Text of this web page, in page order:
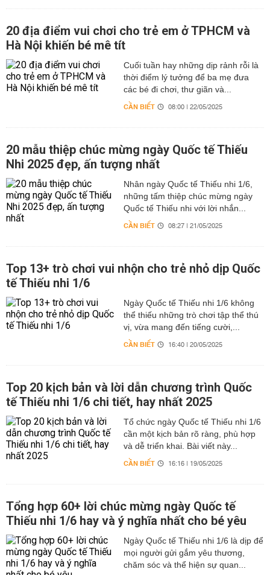
20 địa điểm vui chơi cho trẻ em ở TPHCM và
Hà Nội khiến bé mê tít
Cuối tuần hay những dịp rảnh rỗi là
thời điểm lý tưởng để ba mẹ đưa
các bé đi chơi, thư giãn và...
CẦN BIẾT 08:00 | 22/05/2025
20 mẫu thiệp chúc mừng ngày Quốc tế Thiếu
Nhi 2025 đẹp, ấn tượng nhất
Nhân ngày Quốc tế Thiếu nhi 1/6,
những tấm thiệp chúc mừng ngày
Quốc tế Thiếu nhi với lời nhắn...
CẦN BIẾT 08:27 | 21/05/2025
Top 13+ trò chơi vui nhộn cho trẻ nhỏ dịp Quốc
tế Thiếu nhi 1/6
Ngày Quốc tế Thiếu nhi 1/6 không
thể thiếu những trò chơi tập thể thú
vị, vừa mang đến tiếng cười,...
CẦN BIẾT 16:40 | 20/05/2025
Top 20 kịch bản và lời dẫn chương trình Quốc
tế Thiếu nhi 1/6 chi tiết, hay nhất 2025
Tổ chức ngày Quốc tế Thiếu nhi 1/6
cần một kịch bản rõ ràng, phù hợp
và dễ triển khai. Bài viết này...
CẦN BIẾT 16:16 | 19/05/2025
Tổng hợp 60+ lời chúc mừng ngày Quốc tế
Thiếu nhi 1/6 hay và ý nghĩa nhất cho bé yêu
Ngày Quốc tế Thiếu nhi 1/6 là dịp để
mọi người gửi gắm yêu thương,
chăm sóc và thể hiện sự quan...